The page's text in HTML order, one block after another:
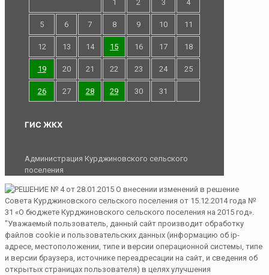
1 2 3 4
5 6 7 8 9 10 11
12 13 14 15 16 17 18
19 20 21 22 23 24 25
26 27 28 29 30 31
ГИС ЖКХ
Администрация Курджиновского сельского
поселения
"Уважаемый пользователь, данный сайт производит обработку
файлов cookie и пользовательских данных (информацию об ip-
адресе, местоположении, типе и версии операционной системы, типе
и версии браузера, источнике переадресации на сайт, и сведения об
открытых страницах пользователя) в целях улучшения